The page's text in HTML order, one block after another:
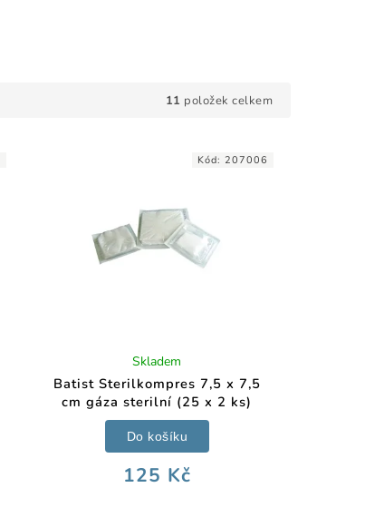
11 položek celkem
Batist Sterilkompres 7,5 x 7,5
cm gáza sterilní (25 x 2 ks)
Skladem
125 Kč
Do košíku
Kód:207006